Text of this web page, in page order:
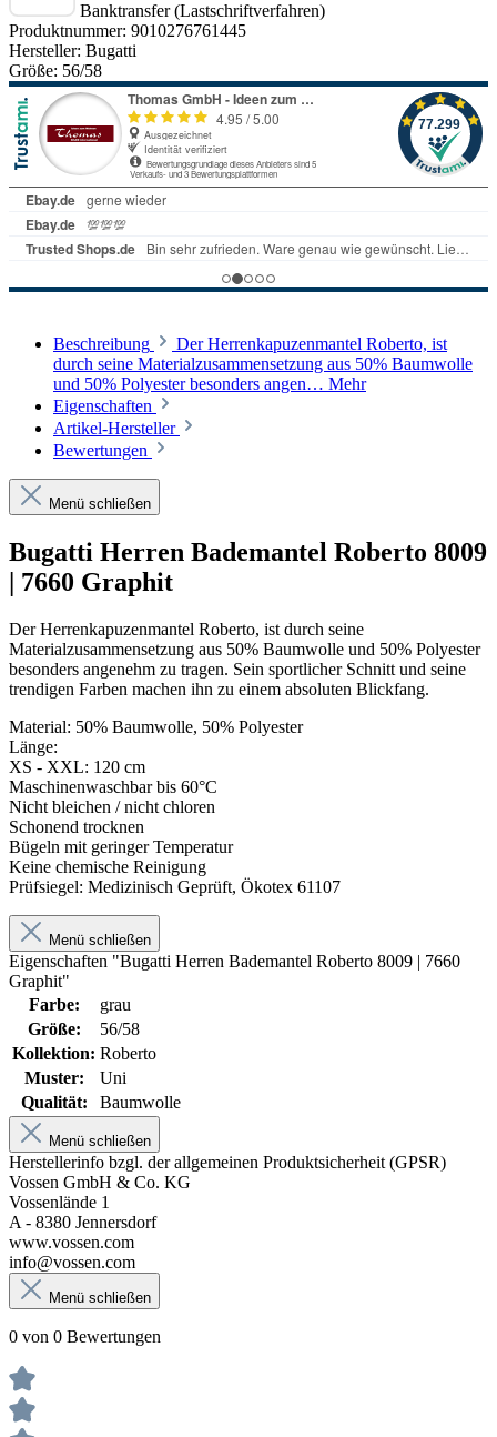
Banktransfer (Lastschriftverfahren)
Produktnummer: 9010276761445
Hersteller: Bugatti
Größe: 56/58
Beschreibung
Der Herrenkapuzenmantel Roberto, ist
durch seine Materialzusammensetzung aus 50% Baumwolle
und 50% Polyester besonders angen… Mehr
Eigenschaften
Artikel-Hersteller
Bewertungen
Menü schließen
Bugatti Herren Bademantel Roberto 8009
| 7660 Graphit
Der Herrenkapuzenmantel Roberto, ist durch seine
Materialzusammensetzung aus 50% Baumwolle und 50% Polyester
besonders angenehm zu tragen. Sein sportlicher Schnitt und seine
trendigen Farben machen ihn zu einem absoluten Blickfang.
Material: 50% Baumwolle, 50% Polyester
Länge:
XS - XXL: 120 cm
Maschinenwaschbar bis 60°C
Nicht bleichen / nicht chloren
Schonend trocknen
Bügeln mit geringer Temperatur
Keine chemische Reinigung
Prüfsiegel: Medizinisch Geprüft, Ökotex 61107
Menü schließen
Eigenschaften "Bugatti Herren Bademantel Roberto 8009 | 7660
Graphit"
Farbe:
grau
Größe:
56/58
Kollektion: Roberto
Muster:
Uni
Qualität:
Baumwolle
Menü schließen
Herstellerinfo bzgl. der allgemeinen Produktsicherheit (GPSR)
Vossen GmbH & Co. KG
Vossenlände 1
A - 8380 Jennersdorf
www.vossen.com
info@vossen.com
Menü schließen
0 von 0 Bewertungen